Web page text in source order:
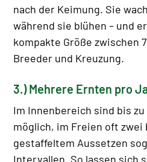
nach der Keimung. Sie
während sie blühen – und
kompakte Größe zwischen
Breeder und Kreuzung.
3.) Mehrere Ernten pro
Im Innenbereich sind bis
möglich, im Freien oft zwei
gestaffeltem Aussetzen
Intervallen. So lassen sich